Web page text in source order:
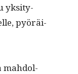
yksi­ty­
pyöräi­
mah­dol­